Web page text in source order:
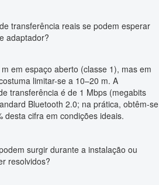
transferência reais se podem esperar
adaptador?
em espaço aberto (classe 1), mas em
limitar-se a 10–20 m. A
transferência é de 1 Mbps (megabits
Bluetooth 2.0; na prática, obtêm-se
desta cifra em condições ideais.
surgir durante a instalação ou
resolvidos?